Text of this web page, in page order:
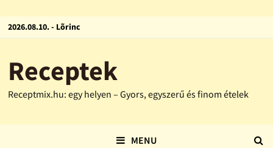
2026.08.10. - Lõrinc
Receptek
Receptmix.hu: egy helyen – Gyors, egyszerű és finom ételek
MENU